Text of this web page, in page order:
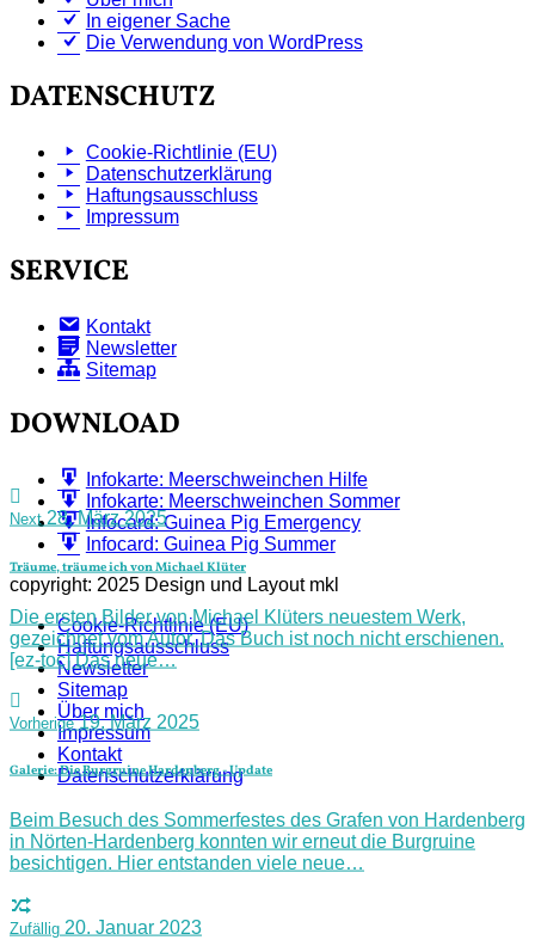
In eigener Sache
Die Verwendung von WordPress
DATENSCHUTZ
Cookie-Richtlinie (EU)
Datenschutzerklärung
Haftungsausschluss
Impressum
SERVICE
Kontakt
Newsletter
Sitemap
DOWNLOAD
Infokarte: Meerschweinchen Hilfe
Infokarte: Meerschweinchen Sommer
Infocard: Guinea Pig Emergency
Infocard: Guinea Pig Summer
copyright: 2025 Design und Layout mkl
Cookie-Richtlinie (EU)
Haftungsausschluss
Newsletter
Sitemap
Über mich
Impressum
Kontakt
Datenschutzerklärung
Next 28. März 2025
Träume, träume ich von Michael Klüter
Die ersten Bilder von Michael Klüters neuestem Werk,
gezeichnet vom Autor. Das Buch ist noch nicht erschienen.
[ez-toc] Das neue…
Vorherige 19. März 2025
Galerie: Die Burgruine Hardenberg - Update
Beim Besuch des Sommerfestes des Grafen von Hardenberg
in Nörten-Hardenberg konnten wir erneut die Burgruine
besichtigen. Hier entstanden viele neue…
Zufällig 20. Januar 2023